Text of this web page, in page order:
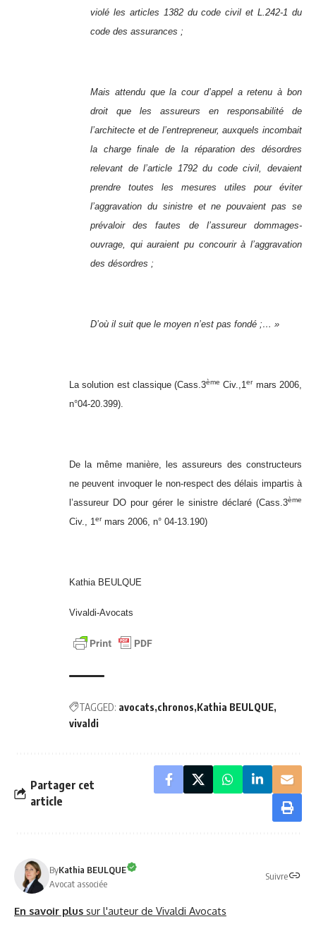
violé les articles 1382 du code civil et L.242-1 du
code des assurances ;
Mais attendu que la cour d’appel a retenu à bon
droit que les assureurs en responsabilité de
l’architecte et de l’entrepreneur, auxquels incombait
la charge finale de la réparation des désordres
relevant de l’article 1792 du code civil, devaient
prendre toutes les mesures utiles pour éviter
l’aggravation du sinistre et ne pouvaient pas se
prévaloir des fautes de l’assureur dommages-
ouvrage, qui auraient pu concourir à l’aggravation
des désordres ;
D’où il suit que le moyen n’est pas fondé ;… »
La solution est classique (Cass.3ème Civ.,1ermars 2006,
n°04-20.399).
De la même manière, les assureurs des constructeurs
ne peuvent invoquer le non-respect des délais impartis à
l’assureur DO pour gérer le sinistre déclaré (Cass.3ème
Civ., 1ermars 2006, n° 04-13.190)
Kathia BEULQUE
Vivaldi-Avocats
TAGGED: avocats chronos Kathia BEULQUE
vivaldi
Partager cet
article
ByKathia BEULQUE
Avocat associée
Suivre
En savoir plus sur l'auteur de Vivaldi Avocats